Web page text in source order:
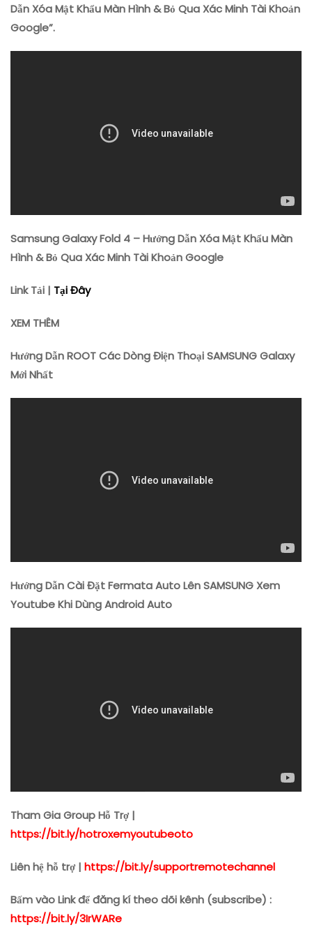
Dẫn
Xóa
Khoản
Dẫn Xóa Mật Khẩu Màn Hình & Bỏ Qua Xác Minh Tài Khoản
Google”.
Samsung Galaxy Fold 4 – Hướng Dẫn Xóa Mật Khẩu Màn
Hình & Bỏ Qua Xác Minh Tài Khoản Google
Link Tải | Tại Đây
XEM THÊM
Hướng Dẫn ROOT Các Dòng Điện Thoại SAMSUNG Galaxy
Mới Nhất
Hướng Dẫn Cài Đặt Fermata Auto Lên SAMSUNG Xem
Youtube Khi Dùng Android Auto
Tham Gia Group Hỗ Trợ |
https://bit.ly/hotroxemyoutubeoto
Liên hệ hỗ trợ | https://bit.ly/supportremotechannel
Bấm vào Link để đăng kí theo dõi kênh (subscribe) :
https://bit.ly/3IrWARe